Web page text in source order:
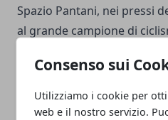
Consenso sui
Utilizziamo i cookie per
web e il nostro servizio.
Spazio Pantani, nei pressi
al grande campione di